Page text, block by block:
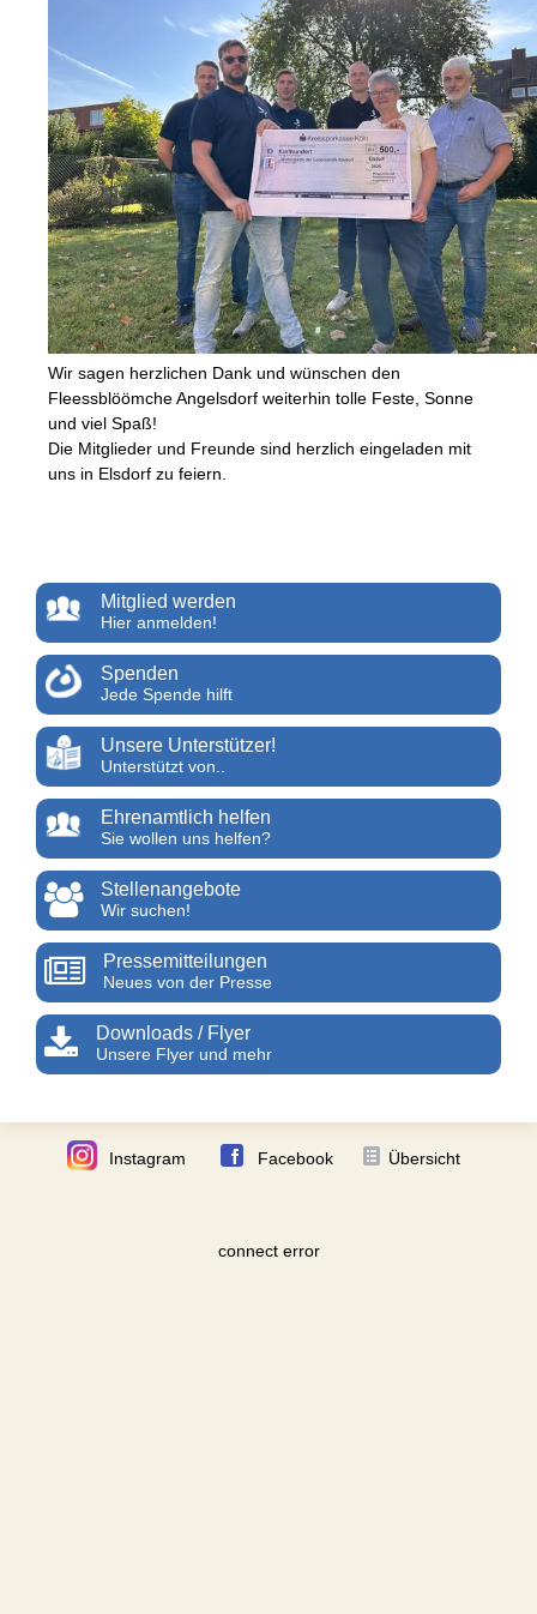
Wir sagen herzlichen Dank und wünschen den
Fleessblöömche Angelsdorf weiterhin tolle Feste, Sonne
und viel Spaß!
Die Mitglieder und Freunde sind herzlich eingeladen mit
uns in Elsdorf zu feiern.
Mitglied werden
Hier anmelden!
Spenden
Jede Spende hilft
Unsere Unterstützer!
Unterstützt von..
Ehrenamtlich helfen
Sie wollen uns helfen?
Stellenangebote
Wir suchen!
Pressemitteilungen
Neues von der Presse
Downloads / Flyer
Unsere Flyer und mehr
Instagram Facebook Übersicht
connect error